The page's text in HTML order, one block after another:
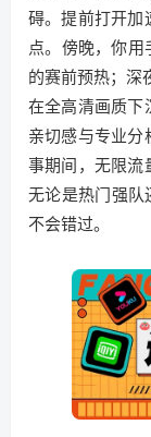
碍。提前打开加
点。傍晚，你
的赛前预热；深
在全高清画质下
亲切感与专业分
事期间，无限流
无论是热门强队
不会错过。